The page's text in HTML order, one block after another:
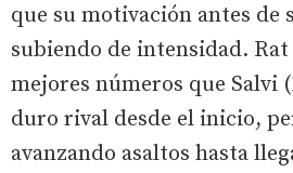
que su motivación antes de
subiendo de intensidad. Rat
mejores números que Salvi
duro rival desde el inicio,
avanzando asaltos hasta